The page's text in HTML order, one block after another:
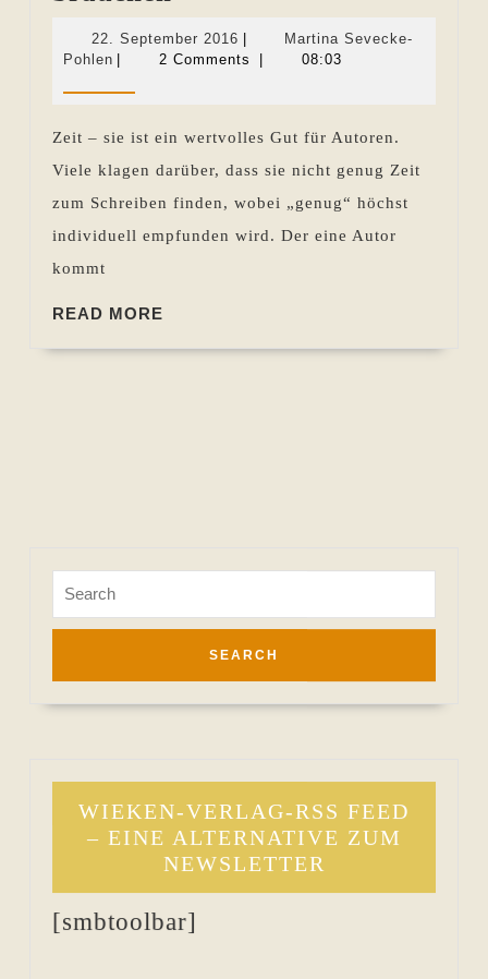
Warum
22. September 2016 22.
September
|
Martina Sevecke-
Pohlen Martina
Pohlen
| 2 Comments | 08:03
Zeit – sie ist ein wertvolles Gut für Autoren.
Viele klagen darüber, dass sie nicht genug Zeit
zum Schreiben finden, wobei „genug“ höchst
individuell empfunden wird. Der eine Autor
kommt
READ MORE
for:
WIEKEN-VERLAG-RSS FEED
– EINE ALTERNATIVE ZUM
NEWSLETTER
[smbtoolbar]